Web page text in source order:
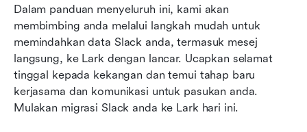
Dalam panduan menyeluruh ini, kami akan
membimbing anda melalui langkah mudah untuk
memindahkan data Slack anda, termasuk mesej
langsung, ke Lark dengan lancar. Ucapkan selamat
tinggal kepada kekangan dan temui tahap baru
kerjasama dan komunikasi untuk pasukan anda.
Mulakan migrasi Slack anda ke Lark hari ini.
Kesimpulan